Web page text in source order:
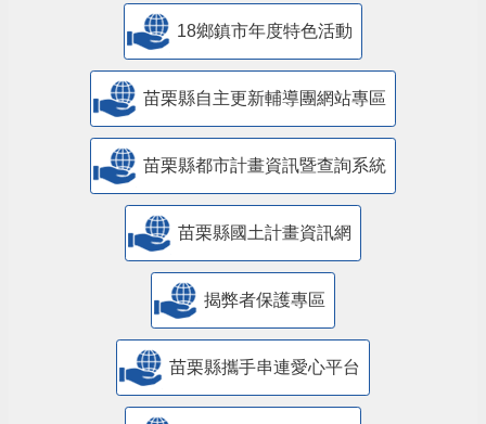
18鄉鎮市年度特色活動
苗栗縣自主更新輔導團網站專區
苗栗縣都市計畫資訊暨查詢系統
苗栗縣國土計畫資訊網
揭弊者保護專區
苗栗縣攜手串連愛心平台